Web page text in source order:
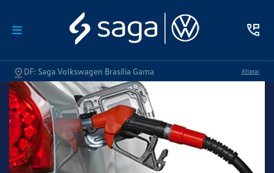
DF: Saga Volkswagen Brasília Gama Alterar